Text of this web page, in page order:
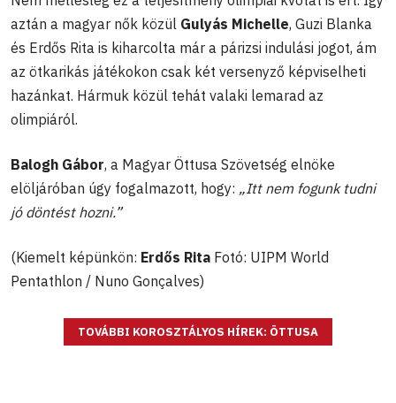
aztán a magyar nők közül Gulyás Michelle, Guzi Blanka
és Erdős Rita is kiharcolta már a párizsi indulási jogot, ám
az ötkarikás játékokon csak két versenyző képviselheti
hazánkat. Hármuk közül tehát valaki lemarad az
olimpiáról.
Balogh Gábor, a Magyar Öttusa Szövetség elnöke
elöljáróban úgy fogalmazott, hogy: „Itt nem fogunk tudni
jó döntést hozni.”
(Kiemelt képünkön: Erdős Rita Fotó: UIPM World
Pentathlon / Nuno Gonçalves)
TOVÁBBI KOROSZTÁLYOS HÍREK: ÖTTUSA